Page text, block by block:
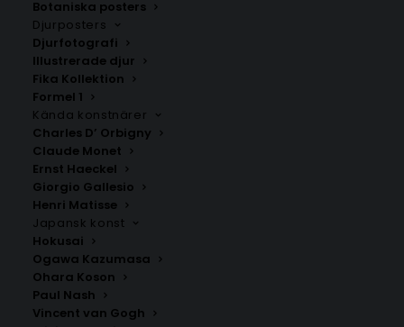
Botaniska posters
Djurposters
Djurfotografi
Illustrerade djur
Fika Kollektion
Formel 1
Kända konstnärer
Charles D’ Orbigny
Claude Monet
Ernst Haeckel
Giorgio Gallesio
Henri Matisse
Japansk konst
Hokusai
Ogawa Kazumasa
Ohara Koson
Paul Nash
Vincent van Gogh
Antnäs
Fr. 200.00